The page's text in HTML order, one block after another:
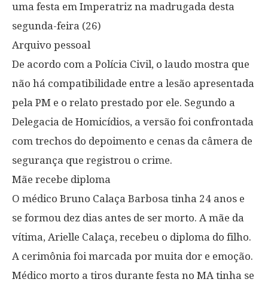
uma festa em Imperatriz na madrugada desta
segunda-feira (26)
Arquivo pessoal
De acordo com a Polícia Civil, o laudo mostra que
não há compatibilidade entre a lesão apresentada
pela PM e o relato prestado por ele. Segundo a
Delegacia de Homicídios, a versão foi confrontada
com trechos do depoimento e cenas da câmera de
segurança que registrou o crime.
Mãe recebe diploma
O médico Bruno Calaça Barbosa tinha 24 anos e
se formou dez dias antes de ser morto. A mãe da
vítima, Arielle Calaça, recebeu o diploma do filho.
A cerimônia foi marcada por muita dor e emoção.
Médico morto a tiros durante festa no MA tinha se